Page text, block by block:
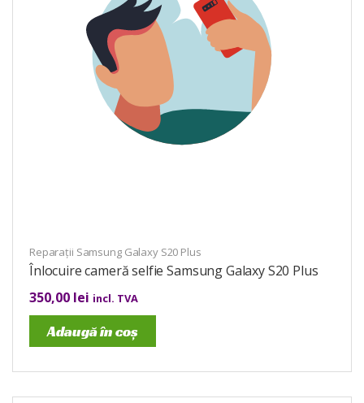
Reparații Samsung Galaxy S20 Plus
Înlocuire cameră selfie Samsung Galaxy S20 Plus
350,00 lei incl. TVA
Adaugă în coș